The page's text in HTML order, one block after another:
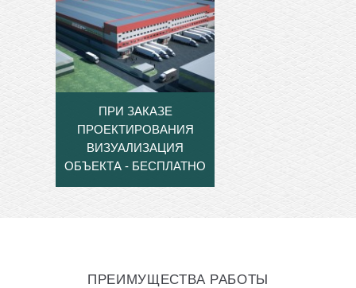
ПРИ ЗАКАЗЕ
ПРОЕКТИРОВАНИЯ
ВИЗУАЛИЗАЦИЯ
ОБЪЕКТА - БЕСПЛАТНО
ПРЕИМУЩЕСТВА РАБОТЫ